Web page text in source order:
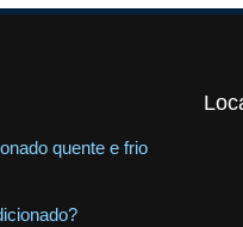
quente e frio